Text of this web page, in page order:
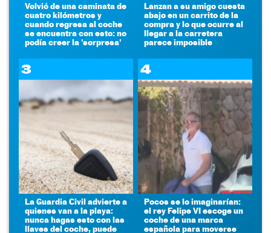
Volvió de una caminata de
cuatro kilómetros y
cuando regresa al coche
se encuentra con esto: no
podía creer la 'sorpresa'
Lanzan a su amigo cuesta
abajo en un carrito de la
compra y lo que ocurre al
llegar a la carretera
parece imposible
3
La Guardia Civil advierte a
quienes van a la playa:
nunca hagas esto con las
llaves del coche, puede
4
Pocos se lo imaginarían:
el rey Felipe VI escoge un
coche de una marca
española para moverse